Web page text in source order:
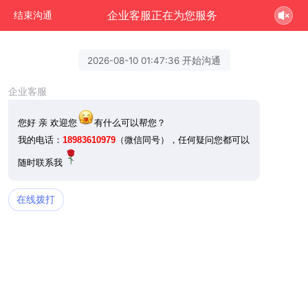
结束沟通 企业客服正在为您服务
2026-08-10 01:47:36 开始沟通
企业客服
您好 亲 欢迎您 有什么可以帮您？
我的电话： 18983610979（微信同号），任何疑问您都可以
随时联系我
在线拨打